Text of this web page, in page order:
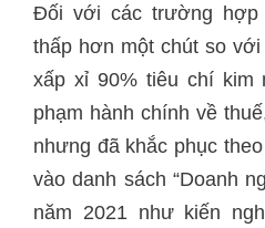
Đối với các trường hợp
thấp hơn một chút so
xấp xỉ 90% tiêu chí kim
phạm hành chính về
nhưng đã khắc phục
vào danh sách “Doanh
năm 2021 như kiến